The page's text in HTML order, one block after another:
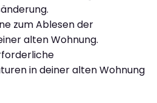
zum Ablesen der
alten Wohnung.
in deiner alten Wohnung